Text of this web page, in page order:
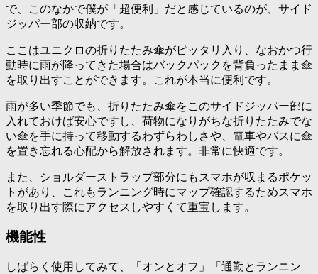
で、このなかで僕が「超便利」だと感じているのが、サイド
ジッパー部の収納です。
ここはユニクロの折りたたみ傘がピッタリ入り、なおかつ行
動時に雨が降ってきた場合はバックパックを背負ったまま傘
を取り出すことができます。これが本当に便利です。
雨が多い季節でも、折りたたみ傘をこのサイドジッパー部に
入れておけば安心ですし、荷物になりがちな折りたたみでな
い傘を手に持って移動するわずらわしさや、電車やバスに傘
を置き忘れる心配から解放されます。非常に快適です。
また、ショルダーストラップ部分にもスマホが収まるポケッ
トがあり、これもランニング時にマップ確認するためスマホ
を取り出す際にアクセスしやすくて重宝します。
機能性
しばらく使用してみて、「オンとオフ」「通勤とランニン